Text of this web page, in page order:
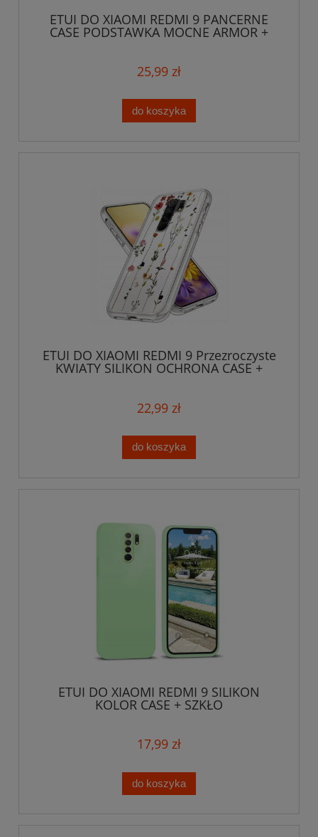
ETUI DO XIAOMI REDMI 9 PANCERNE
CASE PODSTAWKA MOCNE ARMOR +
25,99 zł
do koszyka
ETUI DO XIAOMI REDMI 9 Przezroczyste
KWIATY SILIKON OCHRONA CASE +
22,99 zł
do koszyka
ETUI DO XIAOMI REDMI 9 SILIKON
KOLOR CASE + SZKŁO
17,99 zł
do koszyka